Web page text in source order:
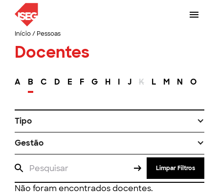
Início/ Pessoas
Docentes
A B C D E F G H I J K L M N O
Tipo
Gestão
Limpar Filtros
Não foram encontrados docentes.